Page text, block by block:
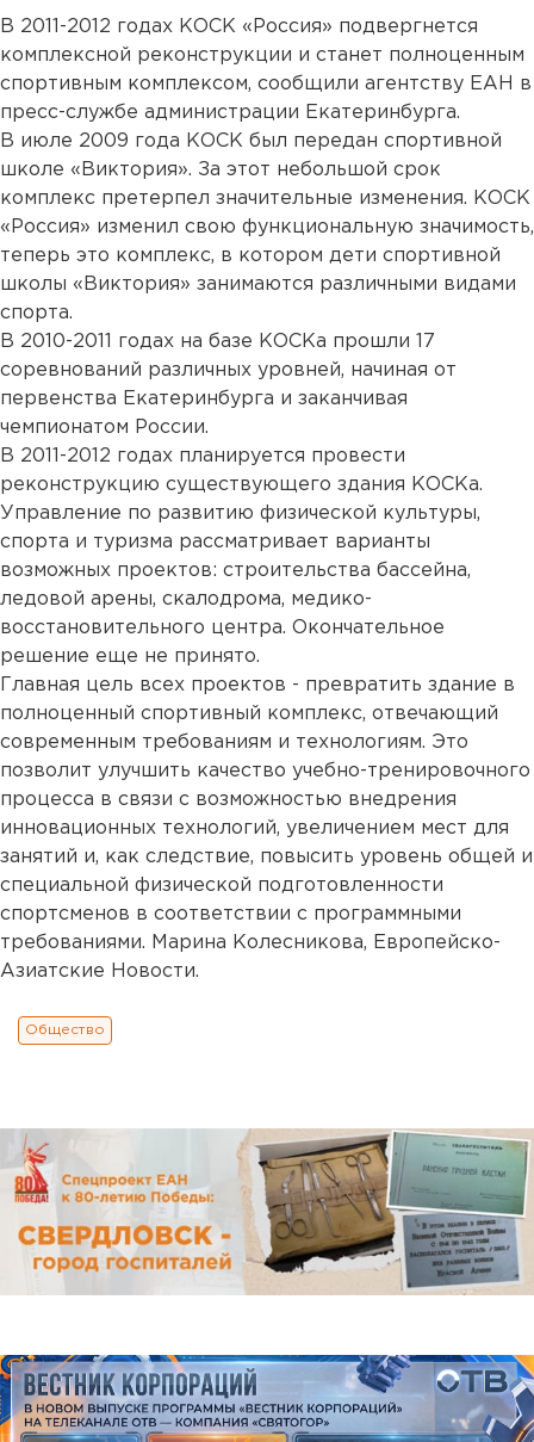
В 2011-2012 годах КОСК «Россия» подвергнется
комплексной реконструкции и станет полноценным
спортивным комплексом, сообщили агентству ЕАН в
пресс-службе администрации Екатеринбурга.
В июле 2009 года КОСК был передан спортивной
школе «Виктория». За этот небольшой срок
комплекс претерпел значительные изменения. КОСК
«Россия» изменил свою функциональную значимость,
теперь это комплекс, в котором дети спортивной
школы «Виктория» занимаются различными видами
спорта.
В 2010-2011 годах на базе КОСКа прошли 17
соревнований различных уровней, начиная от
первенства Екатеринбурга и заканчивая
чемпионатом России.
В 2011-2012 годах планируется провести
реконструкцию существующего здания КОСКа.
Управление по развитию физической культуры,
спорта и туризма рассматривает варианты
возможных проектов: строительства бассейна,
ледовой арены, скалодрома, медико-
восстановительного центра. Окончательное
решение еще не принято.
Главная цель всех проектов - превратить здание в
полноценный спортивный комплекс, отвечающий
современным требованиям и технологиям. Это
позволит улучшить качество учебно-тренировочного
процесса в связи с возможностью внедрения
инновационных технологий, увеличением мест для
занятий и, как следствие, повысить уровень общей и
специальной физической подготовленности
спортсменов в соответствии с программными
требованиями. Марина Колесникова, Европейско-
Азиатские Новости.
Общество